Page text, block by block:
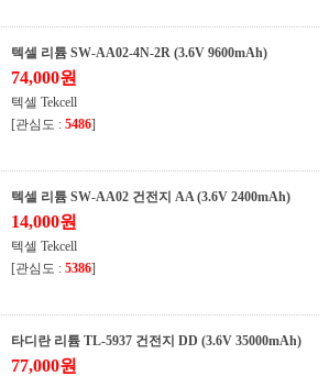
텍셀 리튬 SW-AA02-4N-2R (3.6V 9600mAh)
74,000원
텍셀 Tekcell
[관심도 : 5486]
텍셀 리튬 SW-AA02 건전지 AA (3.6V 2400mAh)
14,000원
텍셀 Tekcell
[관심도 : 5386]
타디란 리튬 TL-5937 건전지 DD (3.6V 35000mAh)
77,000원